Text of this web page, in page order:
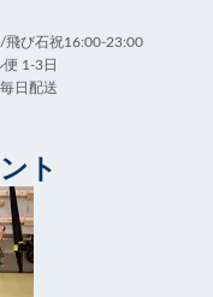
び石祝16:00-23:00
1-3日
日配送
ト